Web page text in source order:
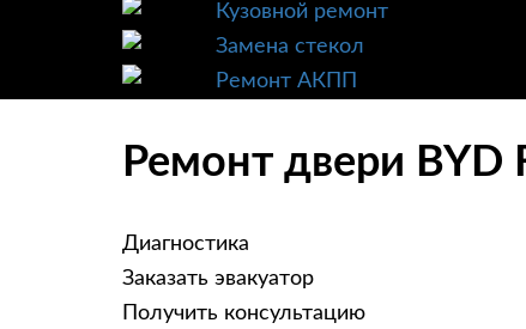
Кузовной ремонт
Замена стекол
Ремонт АКПП
Ремонт двери
Диагностика
Заказать эвакуатор
Получить консультацию